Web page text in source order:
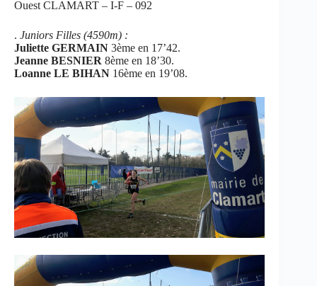
Ouest CLAMART – I-F – 092
. Juniors Filles (4590m) :
Juliette GERMAIN 3ème en 17’42.
Jeanne BESNIER 8ème en 18’30.
Loanne LE BIHAN 16ème en 19’08.